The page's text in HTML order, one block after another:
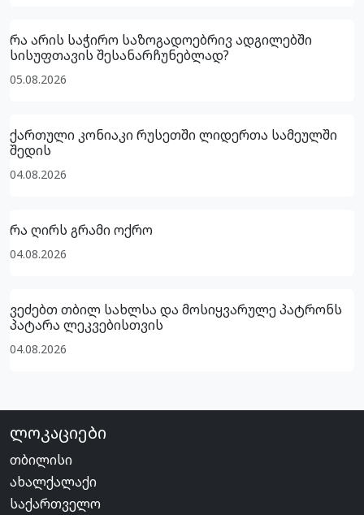
რა არის საჭირო საზოგადოებრივ ადგილებში
სისუფთავის შესანარჩუნებლად?
05.08.2026
ქართული კონიაკი რუსეთში ლიდერთა სამეულში
შედის
04.08.2026
რა ღირს გრამი ოქრო
04.08.2026
ვეძებთ თბილ სახლსა და მოსიყვარულე პატრონს
პატარა ლეკვებისთვის
04.08.2026
ლოკაციები
თბილისი
ახალქალაქი
საქართველო